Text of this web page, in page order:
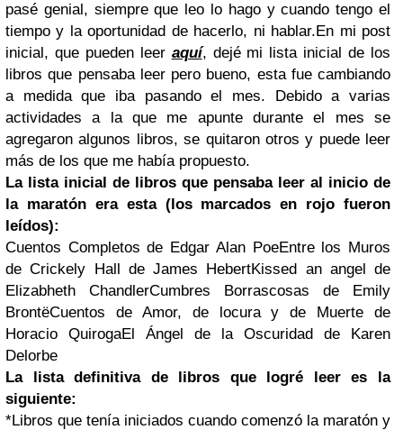
pasé genial, siempre que leo lo hago y cuando tengo el
tiempo y la oportunidad de hacerlo, ni hablar.En mi post
inicial, que pueden leer aquí, dejé mi lista inicial de los
libros que pensaba leer pero bueno, esta fue cambiando
a medida que iba pasando el mes. Debido a varias
actividades a la que me apunte durante el mes se
agregaron algunos libros, se quitaron otros y puede leer
más de los que me había propuesto.
La lista inicial de libros que pensaba leer al inicio de
la maratón era esta (los marcados en rojo fueron
leídos):
Cuentos Completos de Edgar Alan PoeEntre los Muros
de Crickely Hall de James HebertKissed an angel de
Elizabheth ChandlerCumbres Borrascosas de Emily
BrontëCuentos de Amor, de locura y de Muerte de
Horacio QuirogaEl Ángel de la Oscuridad de Karen
Delorbe
La lista definitiva de libros que logré leer es la
siguiente:
*Libros que tenía iniciados cuando comenzó la maratón y